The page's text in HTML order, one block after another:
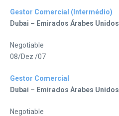
Gestor Comercial (Intermédio)
Dubai – Emirados Árabes Unidos
Negotiable
08/Dez /07
Gestor Comercial
Dubai – Emirados Árabes Unidos
Negotiable